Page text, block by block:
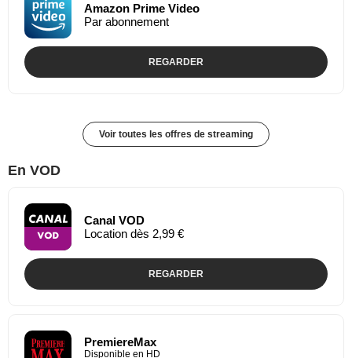
Amazon Prime Video
Par abonnement
REGARDER
Voir toutes les offres de streaming
En VOD
Canal VOD
Location dès 2,99 €
REGARDER
PremiereMax
Disponible en HD